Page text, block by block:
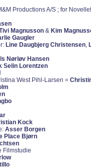
Productions A/S ; for
Magnusson & Kim
Gaugler
Line Daugbjerg Christensen,
Nørløv Hansen
Selin Lorentzen
West Pihl-Larsen =
Kock
Asser Borgen
Place Bjørn
Filmstudie